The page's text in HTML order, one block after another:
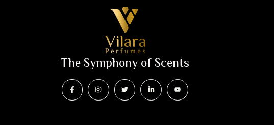
The Symphony of Scents